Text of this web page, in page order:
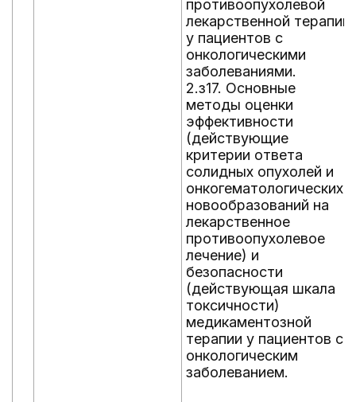
противоопухолевой
лекарственной терапии
у пациентов с
онкологическими
заболеваниями.
2.з17. Основные
методы оценки
эффективности
(действующие
критерии ответа
солидных опухолей и
онкогематологических
новообразований на
лекарственное
противоопухолевое
лечение) и
безопасности
(действующая шкала
токсичности)
медикаментозной
терапии у пациентов с
онкологическим
заболеванием.